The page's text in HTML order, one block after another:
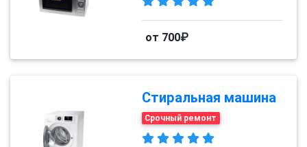
от 700₽
Стиральная машина
Срочный ремонт